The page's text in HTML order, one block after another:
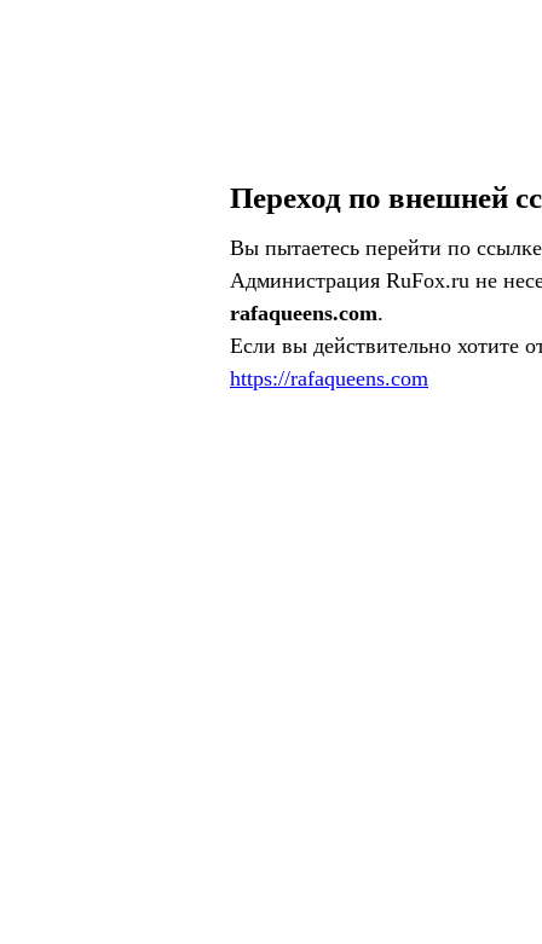
Переход по внешней
Вы пытаетесь перейти по
Администрация RuFox.ru не
rafaqueens.com.
Если вы действительно хотите
https://rafaqueens.com